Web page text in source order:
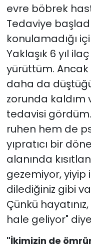
evre böbrek
Tedaviye
konulamadığı
Yaklaşık 6 yıl
yürüttüm.
daha da
zorunda kaldım
tedavisi
ruhen hem de
yıpratıcı bir
alanında
gezemiyor, yiyip
dilediğiniz gibi
Çünkü
hale geliyor"
"İkimizin de